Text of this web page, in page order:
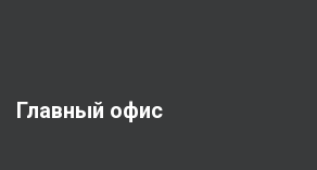
Главный офис